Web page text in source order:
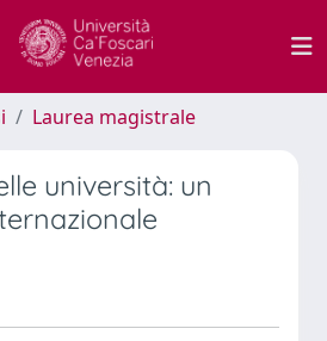
Laurea magistrale
università: un